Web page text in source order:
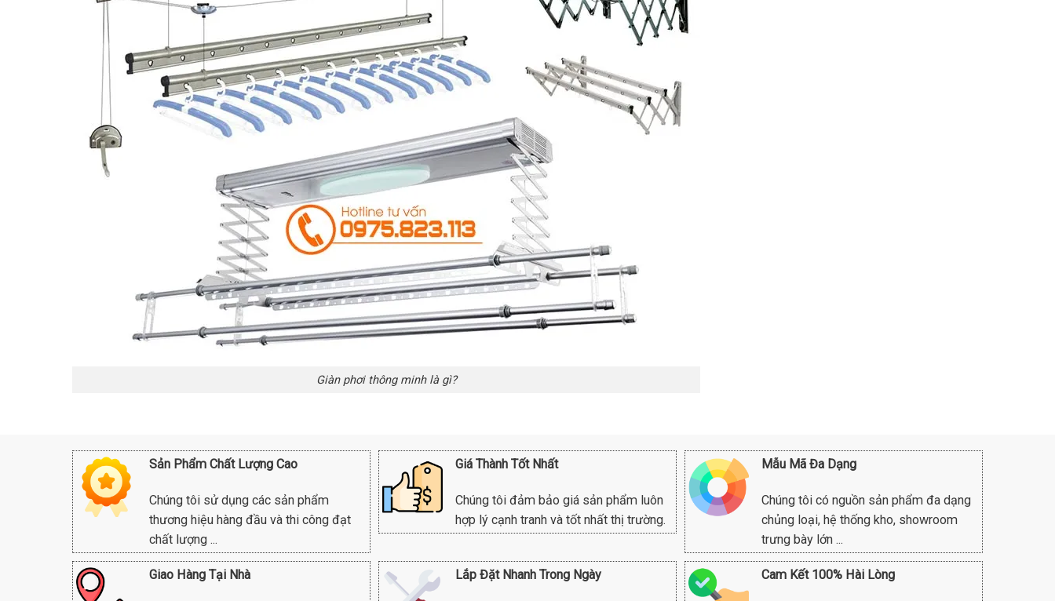
Giàn phơi thông minh là gì?
Sản Phẩm Chất Lượng Cao
Chúng tôi sử dụng các sản phẩm
thương hiệu hàng đầu và thi công đạt
chất lượng ...
Giá Thành Tốt Nhất
Chúng tôi đảm bảo giá sản phẩm luôn
hợp lý cạnh tranh và tốt nhất thị trường.
Mẫu Mã Đa Dạng
Chúng tôi có nguồn sản phẩm đa dạng
chủng loại, hệ thống kho, showroom
trưng bày lớn ...
Giao Hàng Tại Nhà Lắp Đặt Nhanh Trong Ngày Cam Kết 100% Hài Lòng